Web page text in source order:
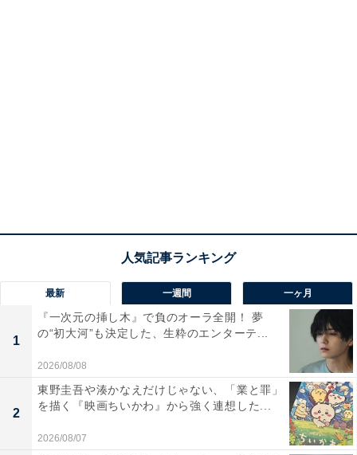
最新 一週間 一ヶ月
1
『一次元の挿し木』で負のオーラ全開！ 夢
の“初大河”も決定した、生粋のエンターテ...
2026/08/08
2
東野圭吾や湊かなえだけじゃない、「業と罪」
を描く『映画ちいかわ』から強く連想した...
2026/08/07